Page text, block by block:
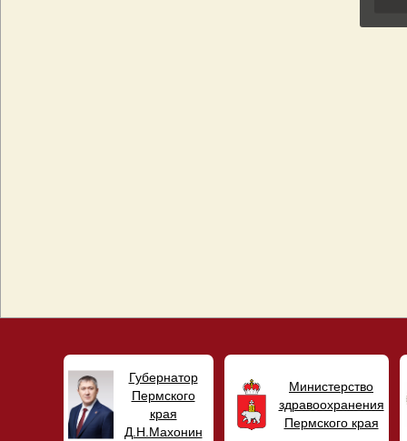
Губернатор
Пермского
края
Д.Н.Махонин
Министерство
здравоохранения
Пермского края